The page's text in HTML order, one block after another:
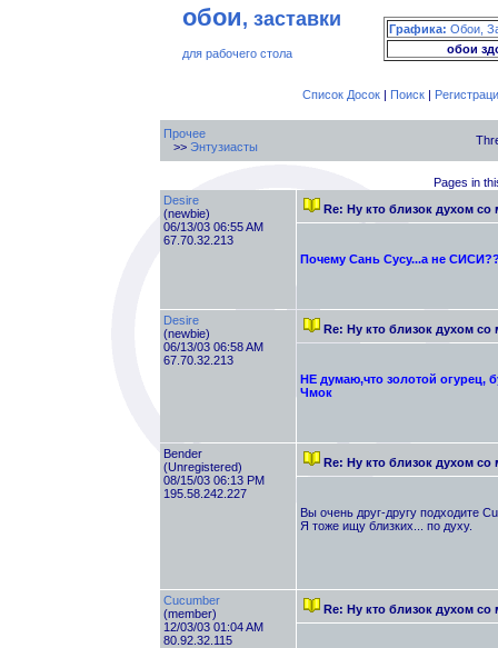
обои, заставки
для рабочего стола
Графика: Обои,
обои
Список Досок| Поиск|
Прочее
>> Энтузиасты
Pages in
Desire
(newbie)
06/13/03 06:55 AM
67.70.32.213
Re: Ну кто близок духом
Почему Сань Сусу...а не
Desire
(newbie)
06/13/03 06:58 AM
67.70.32.213
Re: Ну кто близок духом
НЕ думаю,что золотой огурец,
Чмок
Bender
(Unregistered)
08/15/03 06:13 PM
195.58.242.227
Re: Ну кто близок духом
Вы очень друг-другу подходите
Я тоже ищу близких... по духу.
Cucumber
(member)
12/03/03 01:04 AM
80.92.32.115
Re: Ну кто близок духом